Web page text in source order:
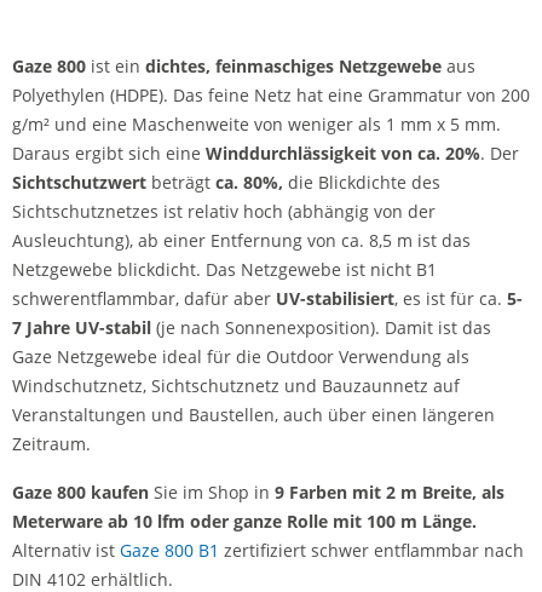
Gaze 800 ist ein dichtes, feinmaschiges Netzgewebe aus
Polyethylen (HDPE). Das feine Netz hat eine Grammatur von 200
g/m² und eine Maschenweite von weniger als 1 mm x 5 mm.
Daraus ergibt sich eine Winddurchlässigkeit von ca. 20%. Der
Sichtschutzwert beträgt ca. 80%, die Blickdichte des
Sichtschutznetzes ist relativ hoch (abhängig von der
Ausleuchtung), ab einer Entfernung von ca. 8,5 m ist das
Netzgewebe blickdicht. Das Netzgewebe ist nicht B1
schwerentflammbar, dafür aber UV-stabilisiert, es ist für ca. 5-
7 Jahre UV-stabil (je nach Sonnenexposition). Damit ist das
Gaze Netzgewebe ideal für die Outdoor Verwendung als
Windschutznetz, Sichtschutznetz und Bauzaunnetz auf
Veranstaltungen und Baustellen, auch über einen längeren
Zeitraum.
Gaze 800 kaufen Sie im Shop in 9 Farben mit 2 m Breite, als
Meterware ab 10 lfm oder ganze Rolle mit 100 m Länge.
Alternativ ist Gaze 800 B1 zertifiziert schwer entflammbar nach
DIN 4102 erhältlich.